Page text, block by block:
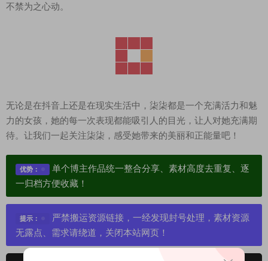
不禁为之心动。
无论是在抖音上还是在现实生活中，柒柒都是一个充满活力和魅
力的女孩，她的每一次表现都能吸引人的目光，让人对她充满期
待。让我们一起关注柒柒，感受她带来的美丽和正能量吧！
优势：
单个博主作品统一整合分享、素材高度去重复、逐
一归档方便收藏！
提示：
严禁搬运资源链接，一经发现封号处理，素材资源
无露点、需求请绕道，关闭本站网页！